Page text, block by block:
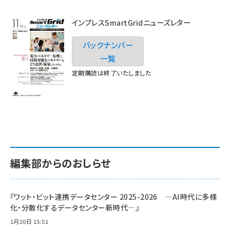
インプレスSmartGridニューズレター
バックナンバー
一覧
定期購読は終了いたしました
編集部からのおしらせ
『ワット・ビット連携データセンター 2025-2026 ―AI時代に多様
化・分散化するデータセンター新時代―』
1月20日 15:51